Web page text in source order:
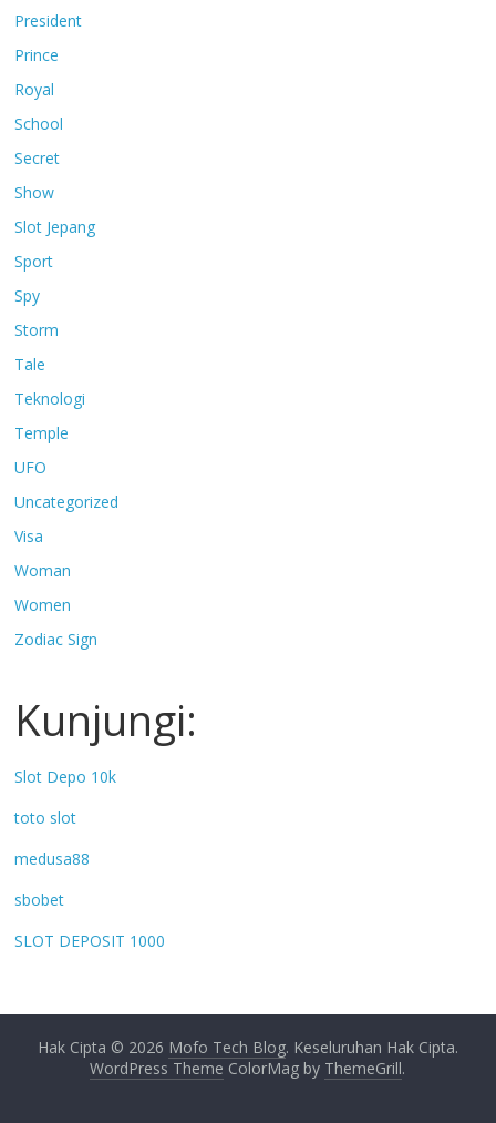
President
Prince
Royal
School
Secret
Show
Slot Jepang
Sport
Spy
Storm
Tale
Teknologi
Temple
UFO
Uncategorized
Visa
Woman
Women
Zodiac Sign
Kunjungi:
Slot Depo 10k
toto slot
medusa88
sbobet
SLOT DEPOSIT 1000
Hak Cipta © 2026 Mofo Tech Blog. Keseluruhan Hak Cipta.
WordPress Theme ColorMag by ThemeGrill.